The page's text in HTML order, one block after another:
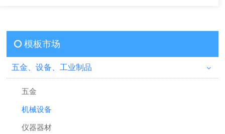
模板市场
五金、设备、工业制品
五金
机械设备
仪器器材